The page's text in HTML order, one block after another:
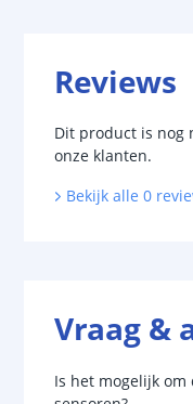
Reviews
Dit product is nog
onze klanten.
Bekijk alle 0
Vraag &
Is het mogelijk